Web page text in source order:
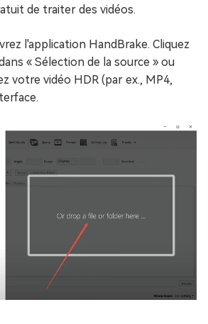
de traiter des vidéos.
l'application HandBrake. Cliquez
« Sélection de la source » ou
votre vidéo HDR (par ex., MP4,